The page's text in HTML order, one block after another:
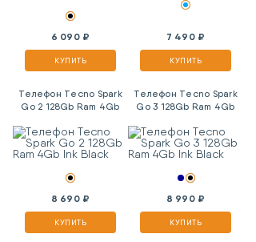
6 090 ₽
КУПИТЬ
7 490 ₽
КУПИТЬ
Телефон Tecno Spark
Go 2 128Gb Ram 4Gb
8 690 ₽
КУПИТЬ
Телефон Tecno Spark
Go 3 128Gb Ram 4Gb
8 990 ₽
КУПИТЬ